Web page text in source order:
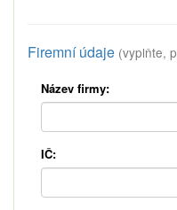
Firemní údaje (vyplňte,
Název firmy:
IČ: